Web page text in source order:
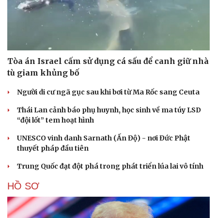
Tòa án Israel cấm sử dụng cá sấu để canh giữ nhà
tù giam khủng bố
Người di cư ngã gục sau khi bơi từ Ma Rốc sang Ceuta
Thái Lan cảnh báo phụ huynh, học sinh về ma túy LSD
“đội lốt” tem hoạt hình
UNESCO vinh danh Sarnath (Ấn Độ) - nơi Đức Phật
thuyết pháp đầu tiên
Trung Quốc đạt đột phá trong phát triển lúa lai vô tính
HỒ SƠ